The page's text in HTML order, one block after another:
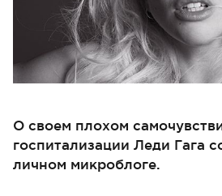
О своем плохом
госпитализации Леди Гага
личном микроблоге.